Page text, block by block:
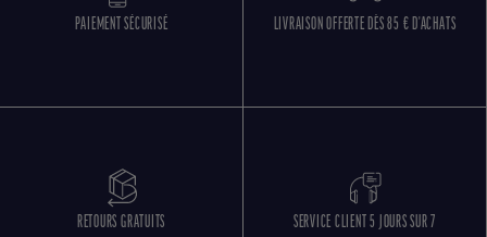
PAIEMENT SÉCURISÉ LIVRAISON OFFERTE DÈS 85 € D'ACHATS
RETOURS GRATUITS SERVICE CLIENT 5 JOURS SUR 7